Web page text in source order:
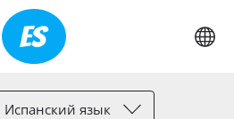
язык